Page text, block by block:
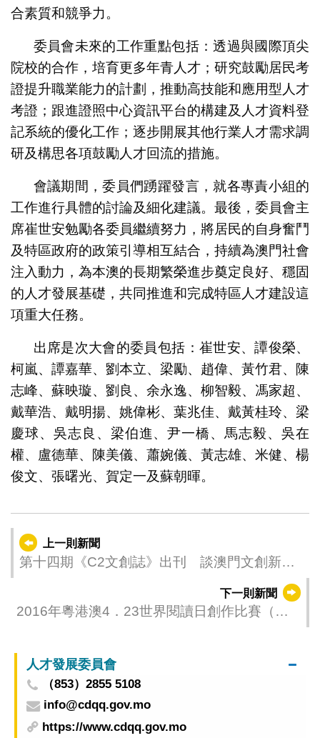
合素質和競爭力。
委員會未來的工作重點包括：透過與國際頂尖
院校的合作，培育更多年青人才；研究鼓勵居民考
證提升職業能力的計劃，推動高技能和應用型人才
考證；跟進證照中心資訊平台的構建及人才資料登
記系統的優化工作；逐步開展其他行業人才需求調
研及構思各項鼓勵人才回流的措施。
會議期間，委員們踴躍發言，就各專責小組的
工作進行具體的討論及細化建議。最後，委員會主
席崔世安勉勵各委員繼續努力，將居民的自身奮鬥
及特區政府的政策引導相互結合，持續為澳門社會
注入動力，為本澳的長期繁榮進步奠定良好、穩固
的人才發展基礎，共同推進和完成特區人才建設這
項重大任務。
出席是次大會的委員包括：崔世安、譚俊榮、
柯嵐、譚嘉華、劉本立、梁勵、趙偉、黃竹君、陳
志峰、蘇映璇、劉良、余永逸、柳智毅、馮家超、
戴華浩、戴明揚、姚偉彬、葉兆佳、戴黃桂玲、梁
慶球、吳志良、梁伯進、尹一橋、馬志毅、吳在
權、盧德華、陳美儀、蕭婉儀、黃志雄、米健、楊
俊文、張曙光、賀定一及蘇朝暉。
上一則新聞
第十四期《C2文創誌》出刊 談澳門文創新秀
下一則新聞
2016年粵港澳4．23世界閱讀日創作比賽（澳
人才發展委員會
（853）2855 5108
info@cdqq.gov.mo
https://www.cdqq.gov.mo